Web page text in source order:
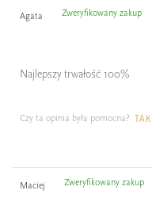
Agata Zweryfikowany zakup
Najlepszy trwałość 100%
Czy ta opinia była pomocna? TAK
Maciej Zweryfikowany zakup